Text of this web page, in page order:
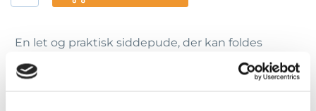
En let og praktisk siddepude, der kan foldes
sammen og tages med i tasken. Perfekt til pauser
undervejs på gåturen, til udendørs møder eller